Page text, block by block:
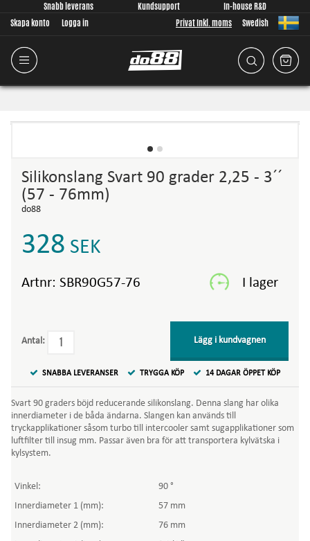
Snabb leverans Kundsupport
In-house R&D
Skapa konto
Logga in Privat Inkl. moms Swedish
Silikonslang Svart 90 grader 2,25 - 3´´
(57 - 76mm)
do88
328 SEK
Artnr: SBR90G57-76
Antal: Lägg i kundvagnen
SNABBA LEVERANSER TRYGGA KÖP 14 DAGAR ÖPPET KÖP
Svart 90 graders böjd reducerande silikonslang. Denna slang har olika
innerdiameter i de båda ändarna. Slangen kan används till
tryckapplikationer såsom turbo till intercooler samt sugapplikationer som
luftfilter till insug mm. Passar även bra för att transportera kylvätska i
kylsystem.
Vinkel:
90 °
Innerdiameter 1 (mm):
57 mm
Innerdiameter 2 (mm):
76 mm